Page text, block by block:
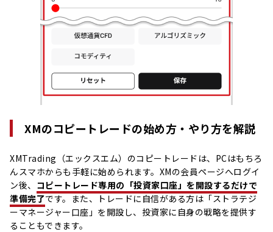
XMのコピートレードの始め方・やり方を解説
XMTrading（エックスエム）のコピートレードは、PCはもちろ
んスマホからも手軽に始められます。XMの会員ページへログイ
ン後、 コピートレード専用の「投資家口座」を開設するだけで
準備完了です。また、トレードに自信がある方は「ストラテジ
ーマネージャー口座」を開設し、投資家に自身の戦略を提供す
ることもできます。